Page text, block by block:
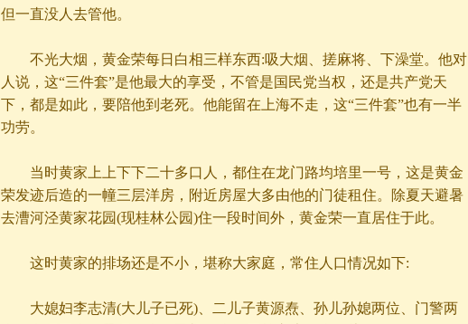
但一直没人去管他。
不光大烟，黄金荣每日白相三样东西:吸大烟、搓麻将、下澡堂。他对
人说，这“三件套”是他最大的享受，不管是国民党当权，还是共产党天
下，都是如此，要陪他到老死。他能留在上海不走，这“三件套”也有一半
功劳。
当时黄家上上下下二十多口人，都住在龙门路均培里一号，这是黄金
荣发迹后造的一幢三层洋房，附近房屋大多由他的门徒租住。除夏天避暑
去漕河泾黄家花园(现桂林公园)住一段时间外，黄金荣一直居住于此。
这时黄家的排场还是不小，堪称大家庭，常住人口情况如下:
大媳妇李志清(大儿子已死)、二儿子黄源焘、孙儿孙媳两位、门警两